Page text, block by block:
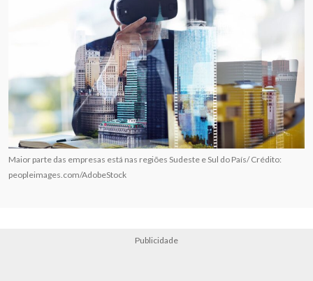
Maior parte das empresas está nas regiões Sudeste e Sul do País/ Crédito:
peopleimages.com/AdobeStock
Publicidade